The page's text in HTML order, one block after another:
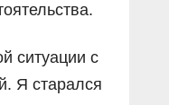
ситуации с
Я старался